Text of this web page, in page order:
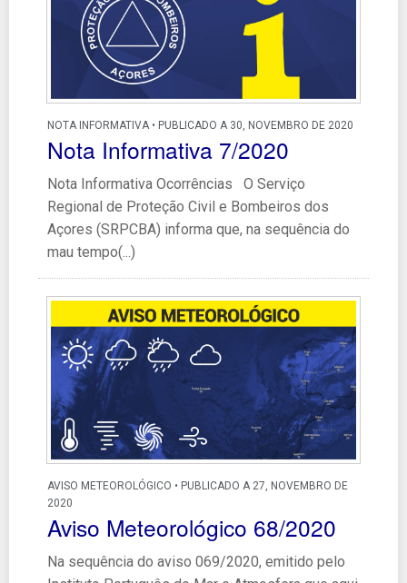
NOTA INFORMATIVA • PUBLICADO A 30, NOVEMBRO DE 2020
Nota Informativa 7/2020
Nota Informativa Ocorrências O Serviço
Regional de Proteção Civil e Bombeiros dos
Açores (SRPCBA) informa que, na sequência do
mau tempo(...)
AVISO METEOROLÓGICO • PUBLICADO A 27, NOVEMBRO DE
2020
Aviso Meteorológico 68/2020
Na sequência do aviso 069/2020, emitido pelo